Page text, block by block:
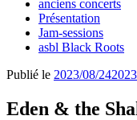
anciens concerts
Présentation
Jam-sessions
asbl Black Roots
Publié le 2023/08/24
Eden & the